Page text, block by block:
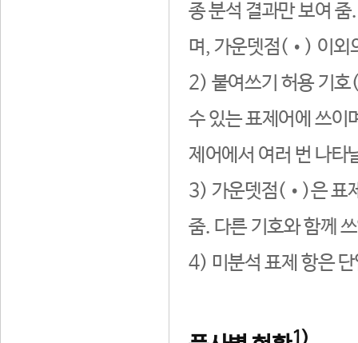
종 분석 결과만 보여
며, 가운뎃점(•) 이외
2) 붙여쓰기 허용 기호
수 있는 표제어에 쓰이
제어에서 여러 번 나타
3) 가운뎃점(•)은 표
줌. 다른 기호와 함께
4) 미분석 표제 항은
1)